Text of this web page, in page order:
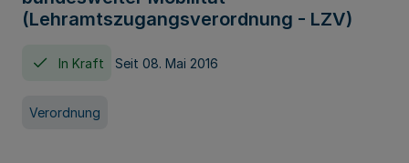
(Lehramtszugangsverordnung - LZV)
In Kraft Seit 08. Mai 2016
Verordnung